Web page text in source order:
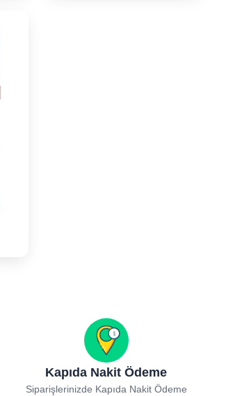
Kapıda Nakit Ödeme
Siparişlerinizde Kapıda Nakit Ödeme